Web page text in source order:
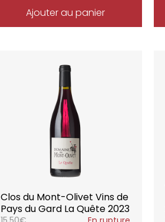
Ajouter au panier
Clos du Mont-Olivet Vins de
Pays du Gard La Quête 2023